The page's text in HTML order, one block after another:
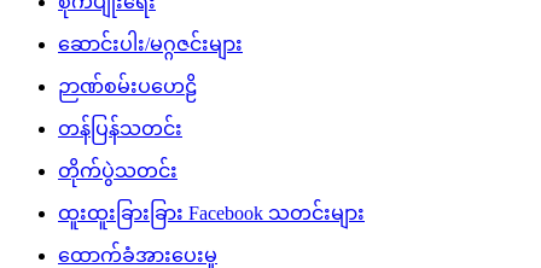
ဆောင်းပါး/မဂ္ဂဇင်းများ
ဉာဏ်စမ်းပဟေဠိ
တန်ပြန်သတင်း
တိုက်ပွဲသတင်း
ထူးထူးခြားခြား Facebook သတင်းများ
ထောက်ခံအားပေးမှု